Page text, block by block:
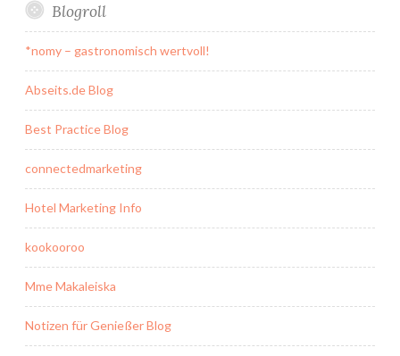
Blogroll
*nomy – gastronomisch wertvoll!
Abseits.de Blog
Best Practice Blog
connectedmarketing
Hotel Marketing Info
kookooroo
Mme Makaleiska
Notizen für Genießer Blog